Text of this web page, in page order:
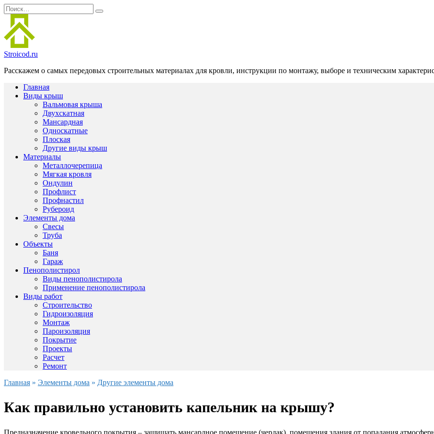
Перейти
к
содержанию
Search
for:
Stroicod.ru
Расскажем о самых передовых строительных материалах для кровли, инструкции по монтажу, выборе и техническим
Главная
Виды крыш
Вальмовая крыша
Двухскатная
Мансардная
Односкатные
Плоская
Другие виды крыш
Материалы
Металлочерепица
Мягкая кровля
Ондулин
Профлист
Профнастил
Рубероид
Элементы дома
Свесы
Труба
Объекты
Баня
Гараж
Пенополистирол
Виды пенополистирола
Применение пенополистирола
Виды работ
Строительство
Гидроизоляция
Монтаж
Пароизоляция
Покрытие
Проекты
Расчет
Ремонт
Главная » Элементы дома » Другие элементы дома
Как правильно установить капельник на крышу?